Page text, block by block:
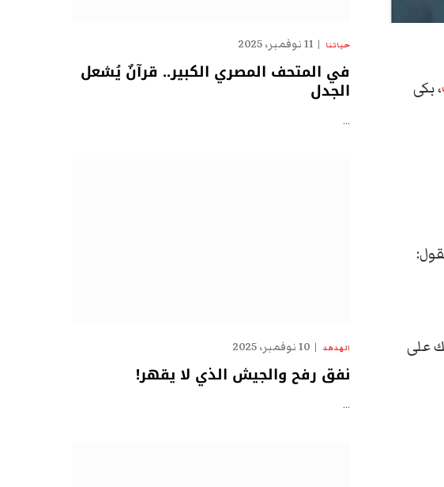
، بكى
على
حياتنا 11 نوفمبر، 2025
في المتحف المصري الكبير.. قرآنٌ يُشعل
الجدل
…
الهدهد 10 نوفمبر، 2025
نفق رفح والجيش الذي لا يقهر!
…